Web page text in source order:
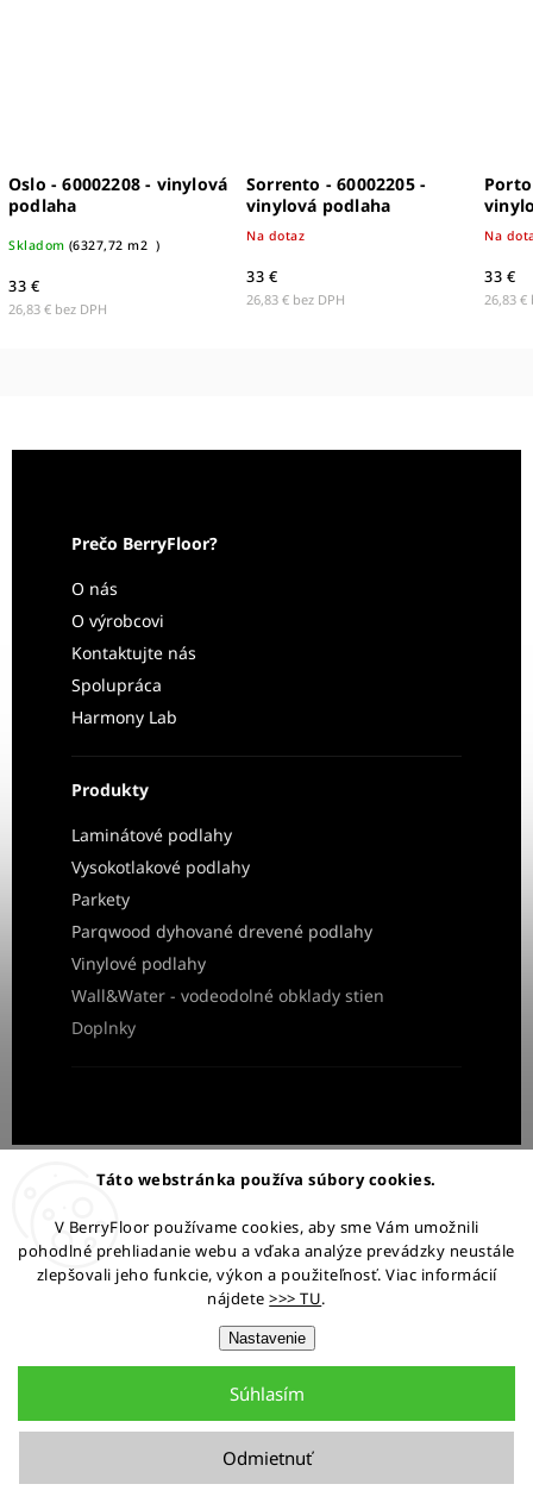
Táto webstránka používa súbory cookies.
V BerryFloor používame cookies, aby sme Vám umožnili
pohodlné prehliadanie webu a vďaka analýze prevádzky neustále
zlepšovali jeho funkcie, výkon a použiteľnosť. Viac informácií
nájdete>>> TU.
Nastavenie
Odmietnuť
Súhlasím
Oslo - 60002208 - vinylová
podlaha
Skladom (6327,72 m2 )
26,83 € bez DPH
33 €
Sorrento - 60002205 -
vinylová podlaha
Na dotaz
26,83 € bez DPH
33 €
Na
26,83 €
33 €
Prečo BerryFloor?
O nás
O výrobcovi
Kontaktujte nás
Spolupráca
Harmony Lab
Produkty
Laminátové podlahy
Vysokotlakové podlahy
Parkety
Parqwood dyhované drevené podlahy
Vinylové podlahy
Wall&Water - vodeodolné obklady stien
Doplnky
Obchodné podmienkyOchrana osobných údajov
Ostaňme v kontakte:
Upraviť nastavenie cookies
Grafický návrh vytvořil a nakódoval